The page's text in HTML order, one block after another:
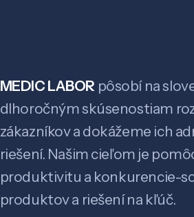
MEDIC LABOR pôsobí na
dlhoročným skúsenostiam
zákazníkov a dokážeme ich
riešení. Našim cieľom je
produktivitu a konkurencie-
produktov a riešení na kľúč.